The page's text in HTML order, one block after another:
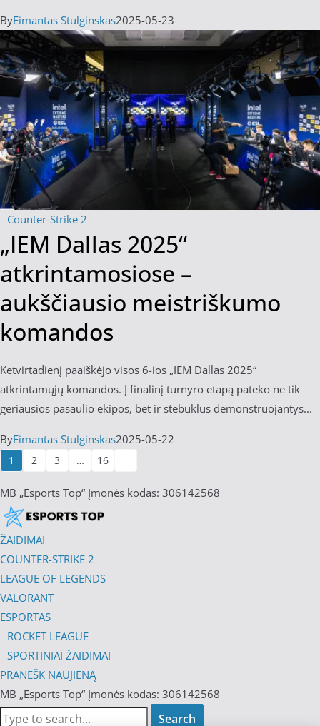
ByEimantas Stulginskas2025-05-23
Counter-Strike 2
„IEM Dallas 2025“
atkrintamosiose –
aukščiausio meistriškumo
komandos
Ketvirtadienį paaiškėjo visos 6-ios „IEM Dallas 2025“
atkrintamųjų komandos. Į finalinį turnyro etapą pateko ne tik
geriausios pasaulio ekipos, bet ir stebuklus demonstruojantys...
ByEimantas Stulginskas2025-05-22
1 2 3 … 16
MB „Esports Top“ Įmonės kodas: 306142568
ŽAIDIMAI
COUNTER-STRIKE 2
LEAGUE OF LEGENDS
VALORANT
ESPORTAS
ROCKET LEAGUE
SPORTINIAI ŽAIDIMAI
PRANEŠK NAUJIENĄ
MB „Esports Top“ Įmonės kodas: 306142568
Search